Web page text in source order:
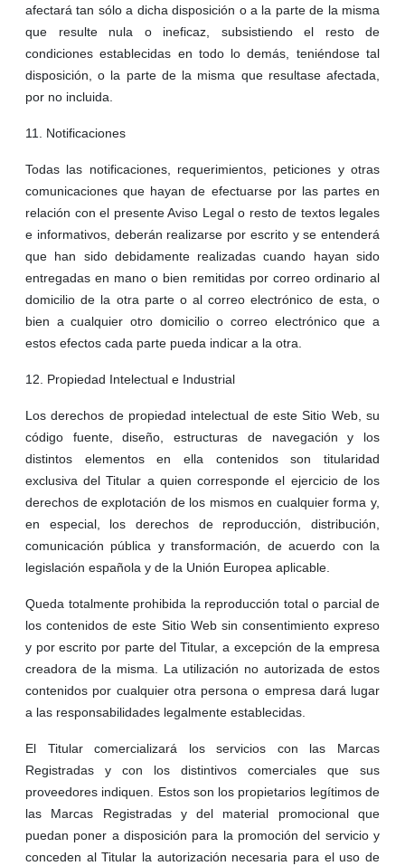
afectará tan sólo a dicha disposición o a la parte de la misma
que resulte nula o ineficaz, subsistiendo el resto de
condiciones establecidas en todo lo demás, teniéndose tal
disposición, o la parte de la misma que resultase afectada,
por no incluida.
11. Notificaciones
Todas las notificaciones, requerimientos, peticiones y otras
comunicaciones que hayan de efectuarse por las partes en
relación con el presente Aviso Legal o resto de textos legales
e informativos, deberán realizarse por escrito y se entenderá
que han sido debidamente realizadas cuando hayan sido
entregadas en mano o bien remitidas por correo ordinario al
domicilio de la otra parte o al correo electrónico de esta, o
bien a cualquier otro domicilio o correo electrónico que a
estos efectos cada parte pueda indicar a la otra.
12. Propiedad Intelectual e Industrial
Los derechos de propiedad intelectual de este Sitio Web, su
código fuente, diseño, estructuras de navegación y los
distintos elementos en ella contenidos son titularidad
exclusiva del Titular a quien corresponde el ejercicio de los
derechos de explotación de los mismos en cualquier forma y,
en especial, los derechos de reproducción, distribución,
comunicación pública y transformación, de acuerdo con la
legislación española y de la Unión Europea aplicable.
Queda totalmente prohibida la reproducción total o parcial de
los contenidos de este Sitio Web sin consentimiento expreso
y por escrito por parte del Titular, a excepción de la empresa
creadora de la misma. La utilización no autorizada de estos
contenidos por cualquier otra persona o empresa dará lugar
a las responsabilidades legalmente establecidas.
El Titular comercializará los servicios con las Marcas
Registradas y con los distintivos comerciales que sus
proveedores indiquen. Estos son los propietarios legítimos de
las Marcas Registradas y del material promocional que
puedan poner a disposición para la promoción del servicio y
conceden al Titular la autorización necesaria para el uso de